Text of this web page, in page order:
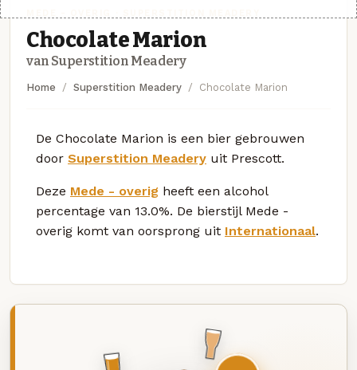
Chocolate Marion
van Superstition Meadery
Home Superstition Meadery Chocolate Marion
De Chocolate Marion is een bier gebrouwen
door Superstition Meadery uit Prescott.
Deze Mede - overig heeft een alcohol
percentage van 13.0%. De bierstijl Mede -
overig komt van oorsprong uit Internationaal.